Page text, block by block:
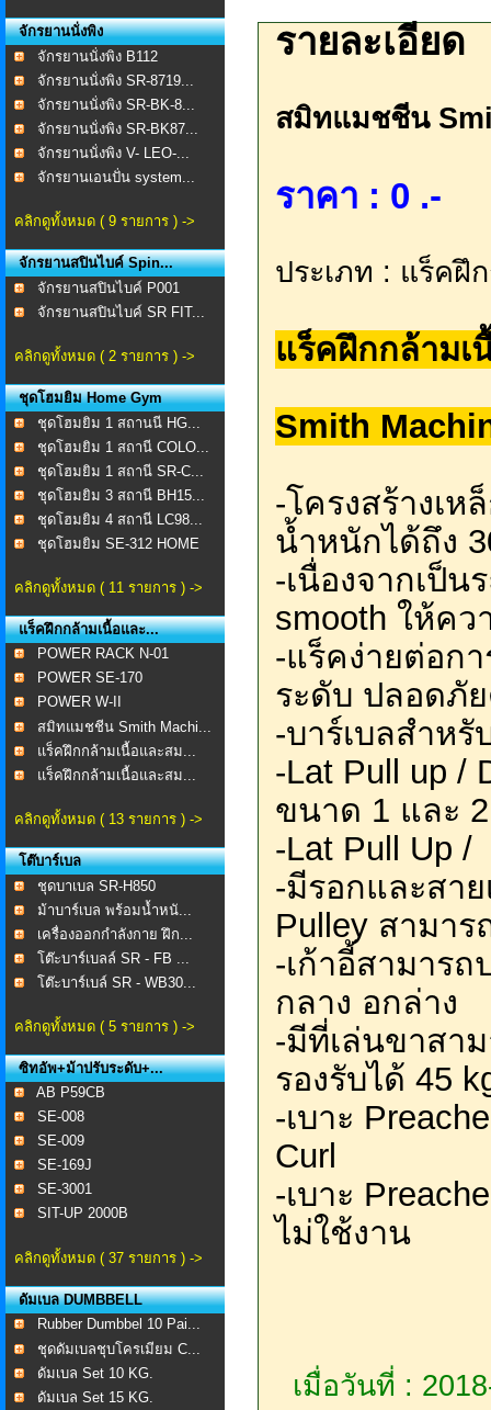
จักรยานนั่งพิง
จักรยานนั่งพิง B112
จักรยานนั่งพิง SR-8719...
จักรยานนั่งพิง SR-BK-8...
จักรยานนั่งพิง SR-BK87...
จักรยานนั่งพิง V- LEO-...
จักรยานเอนปั่น system...
คลิกดูทั้งหมด ( 9 รายการ ) ->
จักรยานสปินไบค์ Spin...
จักรยานสปินไบค์ P001
จักรยานสปินไบค์ SR FIT...
คลิกดูทั้งหมด ( 2 รายการ ) ->
ชุดโฮมยิม Home Gym
ชุดโฮมยิม 1 สถานนี HG...
ชุดโฮมยิม 1 สถานี COLO...
ชุดโฮมยิม 1 สถานี SR-C...
ชุดโฮมยิม 3 สถานี BH15...
ชุดโฮมยิม 4 สถานี LC98...
ชุดโฮมยิม SE-312 HOME
คลิกดูทั้งหมด ( 11 รายการ ) ->
แร็คฝึกกล้ามเนื้อและ...
POWER RACK N-01
POWER SE-170
POWER W-II
สมิทแมชชีน Smith Machi...
แร็คฝึกกล้ามเนื้อและสม...
แร็คฝึกกล้ามเนื้อและสม...
คลิกดูทั้งหมด ( 13 รายการ ) ->
โต๊บาร์เบล
ชุดบาเบล SR-H850
ม้าบาร์เบล พร้อมน้ำหนั...
เครื่องออกกำลังกาย ฝึก...
โต๊ะบาร์เบลล์ SR - FB ...
โต๊ะบาร์เบล์ SR - WB30...
คลิกดูทั้งหมด ( 5 รายการ ) ->
ซิทอัพ+ม้าปรับระดับ+...
AB P59CB
SE-008 ​
SE-009
SE-169J
SE-3001
SIT-UP 2000B
คลิกดูทั้งหมด ( 37 รายการ ) ->
ดัมเบล DUMBBELL
Rubber Dumbbel 10 Pai...
ชุดดัมเบลชุบโครเมียม C...
ดัมเบล Set 10 KG.
ดัมเบล Set 15 KG.
รายละเอียด
สมิทแมชชีน
ราคา : 0 .-
ประเภท : แร็คฝึ
แร็คฝึกกล้าม
Smith
-โครงสร้างเ
น้ำหนักได้ถึง
-เนื่องจากเป็
smooth ให้ค
-แร็คง่ายต่อกา
ระดับ ปลอดภั
-บาร์เบลสำห
-Lat Pull up /
ขนาด 1 และ
-Lat Pull Up /
-มีรอกและสาย
Pulley สามา
-เก้าอี้สามาร
กลาง อกล่าง
-มีที่เล่นขาสา
รองรับได้ 45
-เบาะ
Curl
-เบาะ
ไม่ใช้งาน
เมื่อวันที่ :